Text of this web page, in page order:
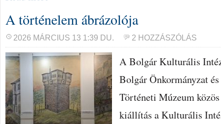
A történelem ábrázolója
2026 MÁRCIUS 13 1:39 DU. 2 HOZZÁSZÓLÁS
A Bolgár Kulturális
Bolgár Önkormányzat
Történeti Múzeum
kiállítás a Kulturális